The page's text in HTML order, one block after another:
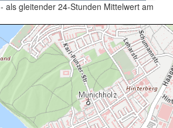
- als gleitender 24-Stunden Mittelwert am